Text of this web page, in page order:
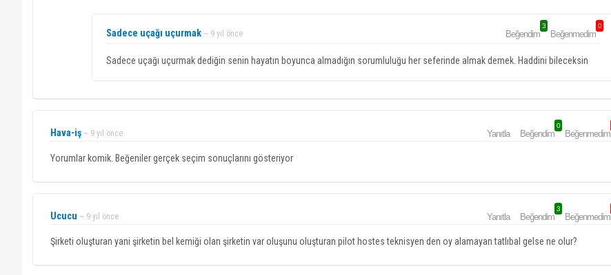
Sadece uçağı uçurmak ~ 9 yıl önce Beğendim
3
Beğenmedim
0
Sadece uçağı uçurmak dediğin senin hayatın boyunca almadığın sorumluluğu her seferinde almak demek. Haddini bileceksin
Hava-iş ~ 9 yıl önce Yanıtla Beğendim
0
Beğenmedim
Yorumlar komik. Beğeniler gerçek seçim sonuçlarını gösteriyor
Ucucu ~ 9 yıl önce Yanıtla Beğendim
3
Beğenmedim
Şirketi oluşturan yani şirketin bel kemiği olan şirketin var oluşunu oluşturan pilot hostes teknisyen den oy alamayan tatlıbal gelse ne olur?